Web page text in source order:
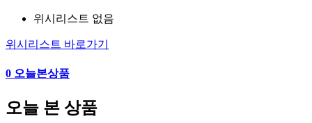
위시리스트 없음
위시리스트 바로가기
0 오늘본상품
오늘 본 상품